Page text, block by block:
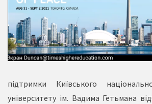
підтримки Київського
університету ім. Вадима Гетьмана